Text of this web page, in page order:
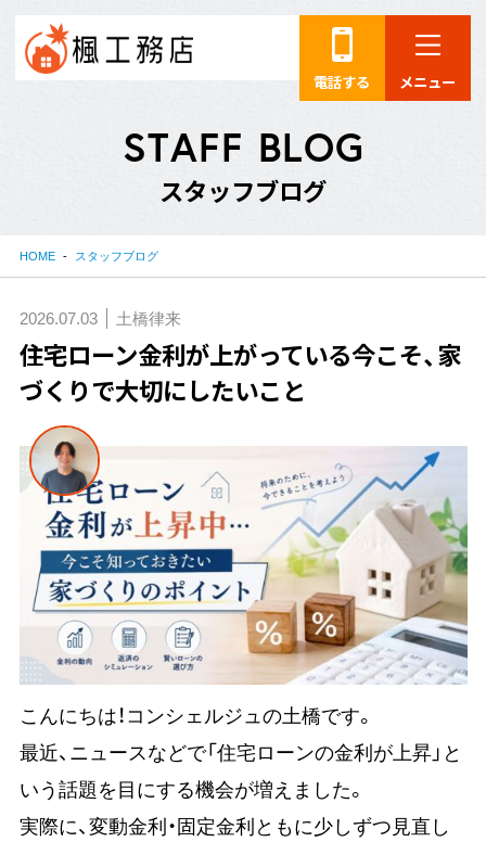
電話する メニュー
STAFF BLOG
スタッフブログ
HOME スタッフブログ
2026.07.03 土橋律来
住宅ローン金利が上がっている今こそ、家
づくりで大切にしたいこと
こんにちは！コンシェルジュの土橋です。
最近、ニュースなどで「住宅ローンの金利が上昇」と
いう話題を目にする機会が増えました。
実際に、変動金利・固定金利ともに少しずつ見直し